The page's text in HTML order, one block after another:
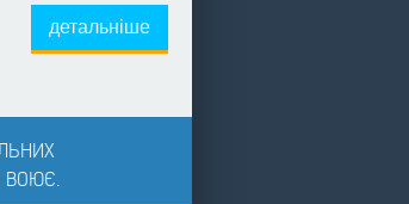
детальніше
воює.